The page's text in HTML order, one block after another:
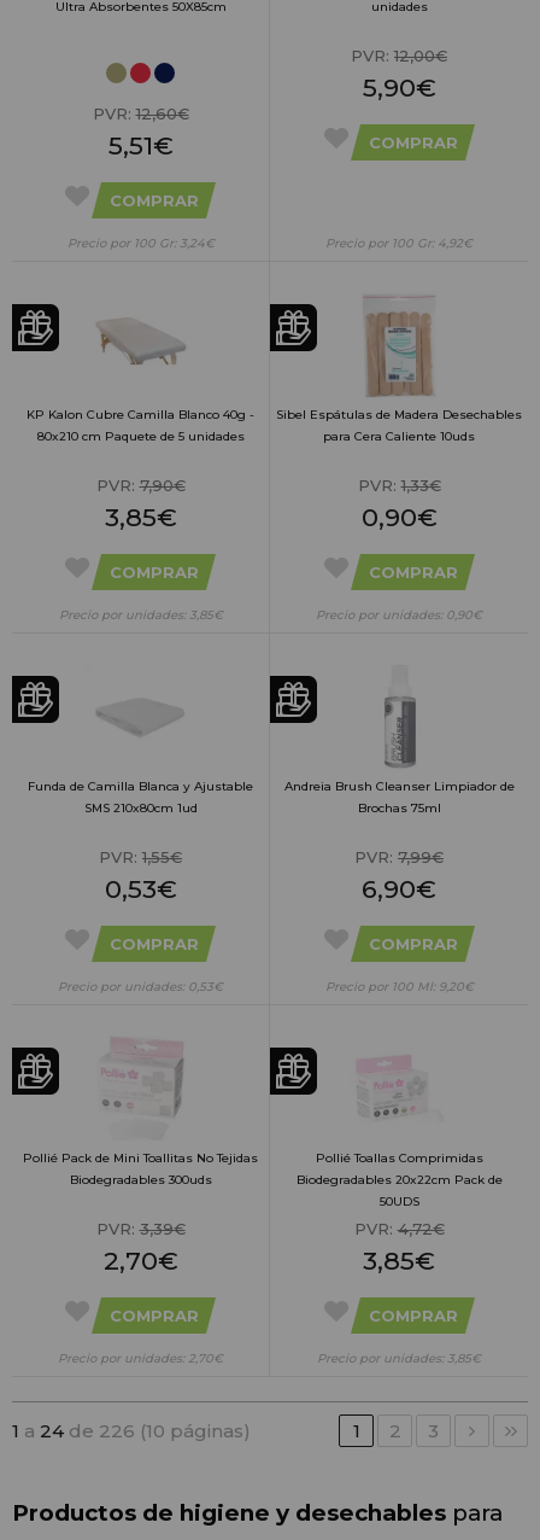
Ultra Absorbentes 50X85cm
PVR:12,60€
5,51€
COMPRAR
Precio por 100 Gr: 3,24€
unidades
PVR: 12,00€
5,90€
COMPRAR
Precio por 100 Gr: 4,92€
KP Kalon Cubre Camilla Blanco 40g -
80x210 cm Paquete de 5 unidades
PVR:7,90€
3,85€
COMPRAR
Precio por unidades: 3,85€
Sibel Espátulas de Madera Desechables
para Cera Caliente 10uds
PVR:1,33€
0,90€
COMPRAR
Precio por unidades: 0,90€
Funda de Camilla Blanca y Ajustable
SMS 210x80cm 1ud
PVR: 1,55€
0,53€
COMPRAR
Precio por unidades: 0,53€
Andreia Brush Cleanser Limpiador de
Brochas 75ml
PVR: 7,99€
6,90€
COMPRAR
Precio por 100 Ml: 9,20€
Pollié Pack de Mini Toallitas No Tejidas
Biodegradables 300uds
PVR:3,39€
2,70€
COMPRAR
Precio por unidades: 2,70€
Pollié Toallas Comprimidas
Biodegradables 20x22cm Pack de
50UDS
PVR:4,72€
3,85€
COMPRAR
Precio por unidades: 3,85€
1 a 24 de 226 (10 páginas) 1 2 3
Productos de higiene y desechables para